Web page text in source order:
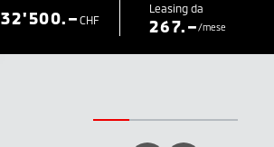
CHF
32'500.– Leasing da
267.–/mese